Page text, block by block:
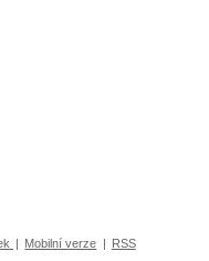
| Mobilní verze | RSS